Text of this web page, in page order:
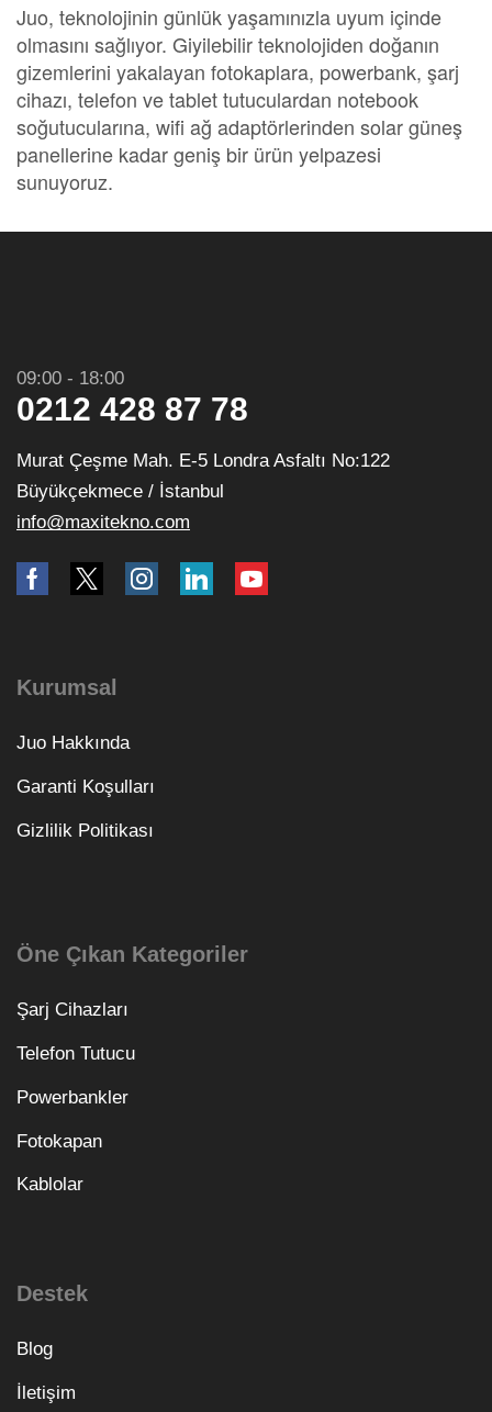
Juo, teknolojinin günlük yaşamınızla uyum içinde
olmasını sağlıyor. Giyilebilir teknolojiden doğanın
gizemlerini yakalayan fotokaplara, powerbank, şarj
cihazı, telefon ve tablet tutuculardan notebook
soğutucularına, wifi ağ adaptörlerinden solar güneş
panellerine kadar geniş bir ürün yelpazesi
sunuyoruz.
09:00 - 18:00
0212 428 87 78
Murat Çeşme Mah. E-5 Londra Asfaltı No:122
Büyükçekmece / İstanbul
info@maxitekno.com
Kurumsal
Juo Hakkında
Garanti Koşulları
Gizlilik Politikası
Öne Çıkan Kategoriler
Şarj Cihazları
Telefon Tutucu
Powerbankler
Fotokapan
Kablolar
Destek
Blog
İletişim